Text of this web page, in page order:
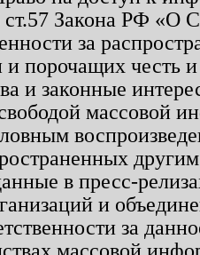
ст.57 Закона РФ «О
за
и порочащих честь
и законные
массовой
в пресс-
и
за
массовой